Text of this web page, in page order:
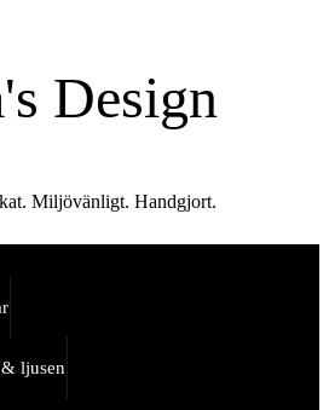
Design
Miljövänligt. Handgjort.
ljusen